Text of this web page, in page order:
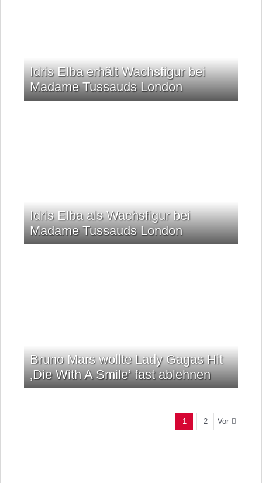
Idris Elba erhält Wachsfigur bei
Madame Tussauds London
Idris Elba als Wachsfigur bei
Madame Tussauds London
Bruno Mars wollte Lady Gagas Hit
‚Die With A Smile‘ fast ablehnen
1 2 Vor